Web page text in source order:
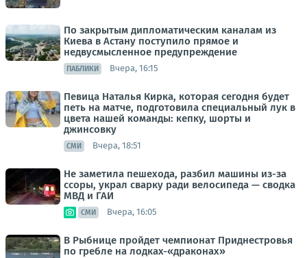
По закрытым дипломатическим каналам из
Киева в Астану поступило прямое и
недвусмысленное предупреждение
ПАБЛИКИ Вчера, 16:15
Певица Наталья Кирка, которая сегодня будет
петь на матче, подготовила специальный лук в
цвета нашей команды: кепку, шорты и
джинсовку
СМИ Вчера, 18:51
Не заметила пешехода, разбил машины из-за
ссоры, украл сварку ради велосипеда — сводка
МВД и ГАИ
СМИ Вчера, 16:05
В Рыбнице пройдет чемпионат Приднестровья
по гребле на лодках-«драконах»